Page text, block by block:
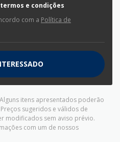
e condições
com a Política de
itens apresentados poderão
sugeridos e válidos de
modificados sem aviso prévio.
com um de nossos